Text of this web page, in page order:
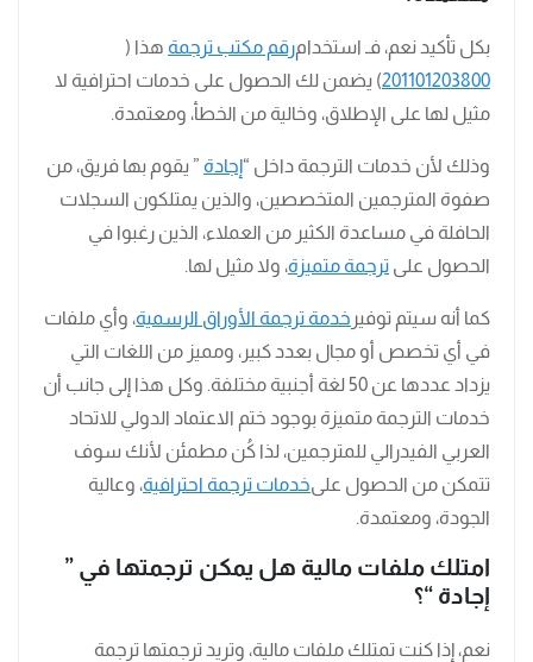
بكل تأكيد نعم، فـ استخدامرقم مكتب ترجمة هذا (
201101203800) يضمن لك الحصول على خدمات احترافية لا
مثيل لها على الإطلاق، وخالية من الخطأ، ومعتمدة.
وذلك لأن خدمات الترجمة داخل “إجادة ” يقوم بها فريق، من
صفوة المترجمين المتخصصين، والذين يمتلكون السجلات
الحافلة في مساعدة الكثير من العملاء، الذين رغبوا في
الحصول على ترجمة متميزة، ولا مثيل لها.
كما أنه سيتم توفير خدمة ترجمة الأوراق الرسمية، وأي ملفات
في أي تخصص أو مجال بعدد كبير، ومميز من اللغات التي
يزداد عددها عن 50 لغة أجنبية مختلفة. وكل هذا إلى جانب أن
خدمات الترجمة متميزة بوجود ختم الاعتماد الدولي للاتحاد
العربي الفيدرالي للمترجمين، لذا كُن مطمئن لأنك سوف
تتمكن من الحصول علىخدمات ترجمة احترافية، وعالية
الجودة، ومعتمدة.
امتلك ملفات مالية هل يمكن ترجمتها في ”
إجادة “؟
نعم، إذا كنت تمتلك ملفات مالية، وتريد ترجمتها ترجمة